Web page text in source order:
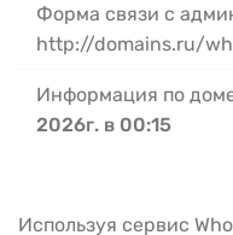
Форма связи с
http://domains.ru/
Информация по
2026г. в 00:15
Используя сервис